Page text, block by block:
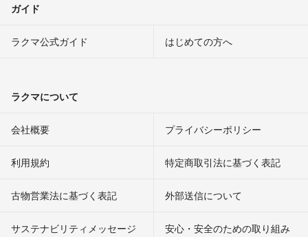
ガイド
ラクマ公式ガイド はじめての方へ
ラクマについて
会社概要 プライバシーポリシー
利用規約 特定商取引法に基づく表記
古物営業法に基づく表記 外部送信について
サステナビリティメッセージ 安心・安全のための取り組み